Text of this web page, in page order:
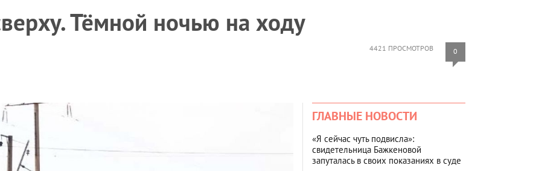
Тёмной ночью на ходу
4421 ПРОСМОТРОВ 0
ГЛАВНЫЕ НОВОСТИ
«Я сейчас чуть подвисла»:
свидетельница Бажкеновой
запуталась в своих показаниях в суде